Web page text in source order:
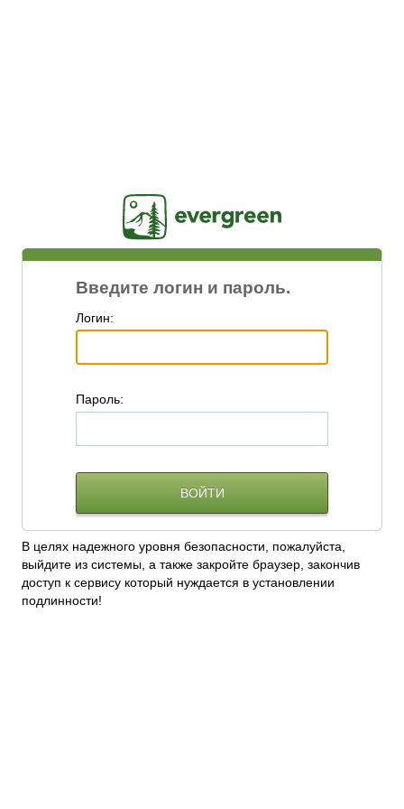
Введите логин и пароль.
Логин:
Пароль:
В целях надежного уровня безопасности, пожалуйста,
выйдите из системы, а также закройте браузер, закончив
доступ к сервису который нуждается в установлении
подлинности!